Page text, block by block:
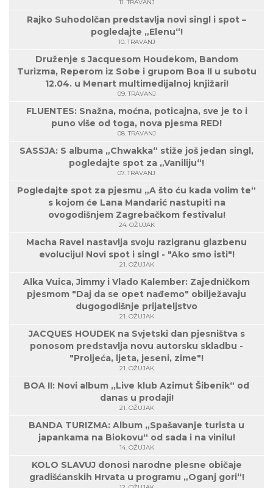
11. TRAVANJ
Rajko Suhodolčan predstavlja novi singl i spot –
pogledajte „Elenu“!
10. TRAVANJ
Druženje s Jacquesom Houdekom, Bandom
Turizma, Reperom iz Sobe i grupom Boa II u subotu
12.04. u Menart multimedijalnoj knjižari!
09. TRAVANJ
FLUENTES: Snažna, moćna, poticajna, sve je to i
puno više od toga, nova pjesma RED!
08. TRAVANJ
SASSJA: S albuma „Chwakka“ stiže još jedan singl,
pogledajte spot za „Vaniliju“!
07. TRAVANJ
Pogledajte spot za pjesmu „A što ću kada volim te“
s kojom će Lana Mandarić nastupiti na
ovogodišnjem Zagrebačkom festivalu!
24. OŽUJAK
Macha Ravel nastavlja svoju razigranu glazbenu
evoluciju! Novi spot i singl - "Ako smo isti"!
21. OŽUJAK
Alka Vuica, Jimmy i Vlado Kalember: Zajedničkom
pjesmom "Daj da se opet nađemo" obilježavaju
dugogodišnje prijateljstvo
21. OŽUJAK
JACQUES HOUDEK na Svjetski dan pjesništva s
ponosom predstavlja novu autorsku skladbu -
"Proljeća, ljeta, jeseni, zime"!
21. OŽUJAK
BOA II: Novi album „Live klub Azimut Šibenik“ od
danas u prodaji!
21. OŽUJAK
BANDA TURIZMA: Album „Spašavanje turista u
japankama na Biokovu“ od sada i na vinilu!
14. OŽUJAK
KOLO SLAVUJ donosi narodne plesne običaje
gradišćanskih Hrvata u programu „Oganj gori“!